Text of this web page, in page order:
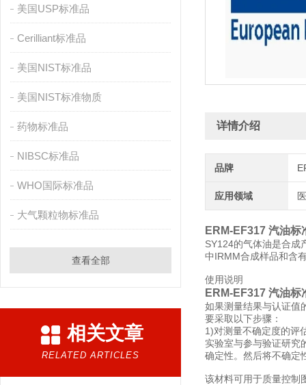
美国USP标准品
Cerilliant标准品
美国NIST标准品
美国NIST标准物质
药物标准品
NIBSC标准品
WHO国际标准品
大气颗粒物标准品
查看全部
相关文章
RELATED ARTICLES
详情介绍
品牌
应用领域
ERM-EF317 汽油标
SY124的气体油是合成
中IRMM合成样品和含
使用说明
ERM-EF317 汽油标
如果测量结果与认证值
要采取以下步骤：
1)对测量不确定度的评
实验室与参与验证研究
确定性。然后将不确定
该材料可用于质量控制